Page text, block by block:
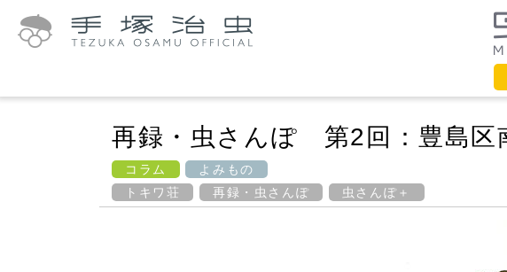
再録・虫さんぽ 第2回：豊島区
コラム
よみもの
トキワ荘
再録・虫さんぽ 虫さんぽ＋